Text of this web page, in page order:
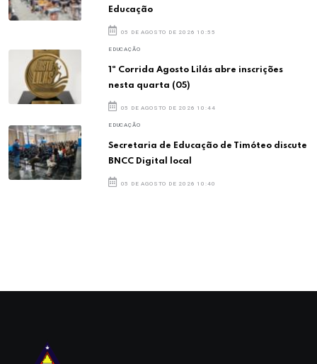
Educação
05 DE AGOSTO DE 2026 10:55
EDUCAÇÃO
1ª Corrida Agosto Lilás abre inscrições
nesta quarta (05)
05 DE AGOSTO DE 2026 10:44
EDUCAÇÃO
Secretaria de Educação de Timóteo discute
BNCC Digital local
05 DE AGOSTO DE 2026 10:40